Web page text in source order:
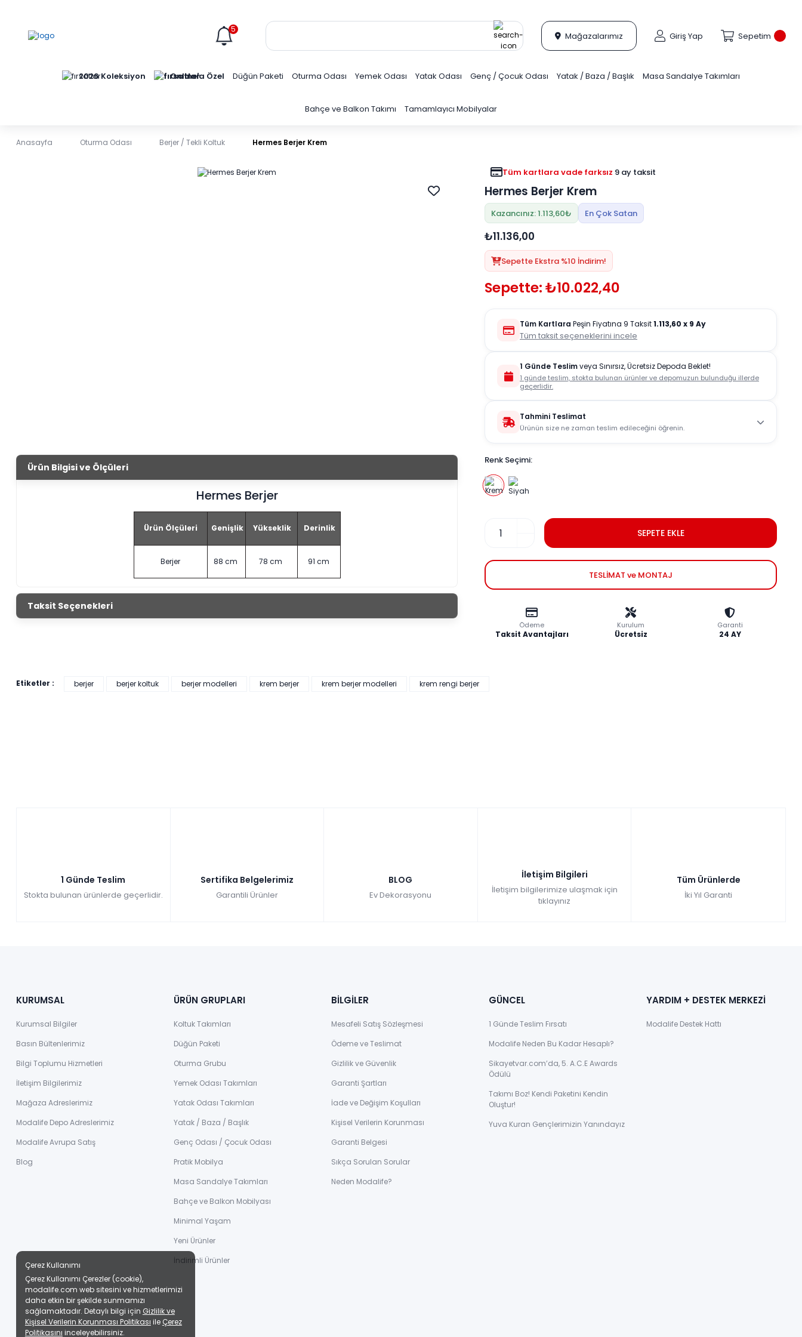
5
Mağazalarımız Giriş Yap Sepetim
2026 Koleksiyon Online'a Özel Düğün Paketi Oturma Odası Yemek Odası Yatak Odası Genç / Çocuk Odası Yatak / Baza / Başlık Masa Sandalye Takımları
Bahçe ve Balkon Takımı Tamamlayıcı Mobilyalar
Anasayfa Oturma Odası Berjer / Tekli Koltuk Hermes Berjer Krem
Ürün Bilgisi ve Ölçüleri
Hermes Berjer
Ürün Ölçüleri Genişlik Yükseklik Derinlik
Berjer 88 cm 78 cm 91 cm
Taksit Seçenekleri
Tüm kartlara vade farksız 9 ay taksit
Hermes Berjer Krem
Kazancınız: 1.113,60₺ En Çok Satan
₺11.136,00
Sepette Ekstra %10 İndirim!
Sepette: ₺10.022,40
Tüm Kartlara Peşin Fiyatına 9 Taksit1.113,60 x 9 Ay
Tüm taksit seçeneklerini incele
1 Günde Teslimveya Sınırsız, Ücretsiz Depoda Beklet!
1 günde teslim, stokta bulunan ürünler ve depomuzun bulunduğu illerde
geçerlidir.
Tahmini Teslimat
Ürünün size ne zaman teslim edileceğini öğrenin.
Renk Seçimi:
SEPETE EKLE
TESLİMAT ve MONTAJ
Ödeme
Taksit Avantajları
Kurulum
Ücretsiz
Garanti
24 AY
Etiketler : berjer berjer koltuk berjer modelleri krem berjer krem berjer modelleri krem rengi berjer
1 Günde Teslim
Stokta bulunan ürünlerde geçerlidir.
Sertifika Belgelerimiz
Garantili Ürünler
BLOG
Ev Dekorasyonu
İletişim Bilgileri
İletişim bilgilerimize ulaşmak için
tıklayınız
Tüm Ürünlerde
İki Yıl Garanti
KURUMSAL
Kurumsal Bilgiler
Basın Bültenlerimiz
Bilgi Toplumu Hizmetleri
İletişim Bilgilerimiz
Mağaza Adreslerimiz
Modalife Depo Adreslerimiz
Modalife Avrupa Satış
Blog
ÜRÜN GRUPLARI
Koltuk Takımları
Düğün Paketi
Oturma Grubu
Yemek Odası Takımları
Yatak Odası Takımları
Yatak / Baza / Başlık
Genç Odası / Çocuk Odası
Pratik Mobilya
Masa Sandalye Takımları
Bahçe ve Balkon Mobilyası
Minimal Yaşam
Yeni Ürünler
İndirimli Ürünler
BİLGİLER
Mesafeli Satış Sözleşmesi
Ödeme ve Teslimat
Gizlilik ve Güvenlik
Garanti Şartları
İade ve Değişim Koşulları
Kişisel Verilerin Korunması
Garanti Belgesi
Sıkça Sorulan Sorular
Neden Modalife?
GÜNCEL
1 Günde Teslim Fırsatı
Modalife Neden Bu Kadar Hesaplı?
Sikayetvar.com’da, 5. A.C.E Awards
Ödülü
Takımı Boz! Kendi Paketini Kendin
Oluştur!
Yuva Kuran Gençlerimizin Yanındayız
YARDIM + DESTEK MERKEZİ
Modalife Destek Hattı
Çerez Kullanımı
Çerez Kullanımı Çerezler (cookie),
modalife.com web sitesini ve hizmetlerimizi
daha etkin bir şekilde sunmamızı
sağlamaktadır. Detaylı bilgi için Gizlilik ve
Kişisel Verilerin Korunması Politikası ile Çerez
Politikasını inceleyebilirsiniz.